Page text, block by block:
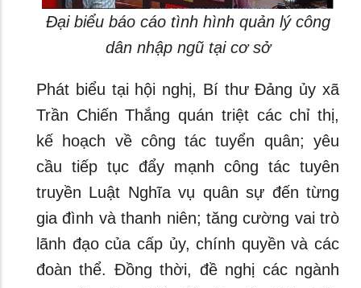
Đại biểu báo cáo tình hình quản lý công
dân nhập ngũ tại cơ sở
Phát biểu tại hội nghị, Bí thư Đảng ủy xã
Trần Chiến Thắng quán triệt các chỉ thị,
kế hoạch về công tác tuyển quân; yêu
cầu tiếp tục đẩy mạnh công tác tuyên
truyền Luật Nghĩa vụ quân sự đến từng
gia đình và thanh niên; tăng cường vai trò
lãnh đạo của cấp ủy, chính quyền và các
đoàn thể. Đồng thời, đề nghị các ngành